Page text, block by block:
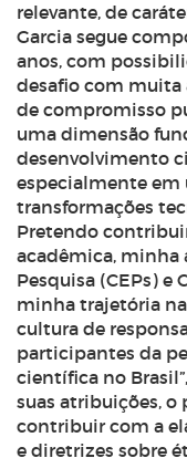
relevante, de
Garcia segue
anos, com
desafio com muita
de compromisso
uma dimensão
desenvolvimento
especialmente em
transformações
Pretendo
acadêmica, minha
Pesquisa (CEPs) e
minha trajetória
cultura de
participantes da
científica no
suas atribuições, o
contribuir com a
e diretrizes sobre